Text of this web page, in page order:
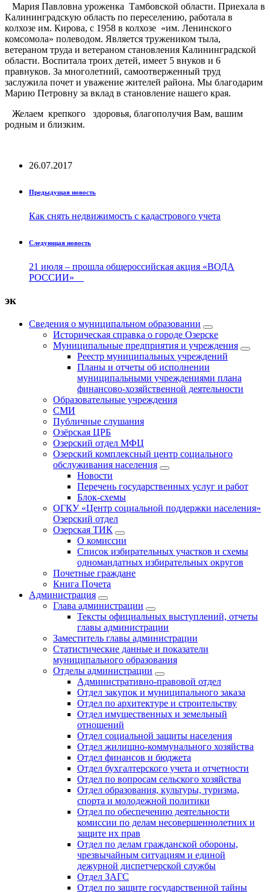
Мария Павловна уроженка Тамбовской области. Приехала в
Калининградскую область по переселению, работала в
колхозе им. Кирова, с 1958 в колхозе «им. Ленинского
комсомола» полеводом. Является тружеником тыла,
ветераном труда и ветераном становления Калининградской
области. Воспитала троих детей, имеет 5 внуков и 6
правнуков. За многолетний, самоотверженный труд
заслужила почет и уважение жителей района. Мы благодарим
Марию Петровну за вклад в становление нашего края.
Желаем крепкого здоровья, благополучия Вам, вашим
родным и близким.
26.07.2017
Предыдущая новость
Как снять недвижимость с кадастрового учета
Следующая новость
21 июля – прошла общероссийская акция «ВОДА
РОССИИ»
эк
Сведения о муниципальном образовании
Историческая справка о городе Озерске
Муниципальные предприятия и учреждения
Реестр муниципальных учреждений
Планы и отчеты об исполнении
муниципальными учреждениями плана
финансово-хозяйственной деятельности
Образовательные учреждения
СМИ
Публичные слушания
Озёрская ЦРБ
Озерский отдел МФЦ
Озерский комплексный центр социального
обслуживания населения
Новости
Перечень государственных услуг и работ
Блок-схемы
ОГКУ «Центр социальной поддержки населения»
Озерский отдел
Озерская ТИК
О комиссии
Список избирательных участков и схемы
одномандатных избирательных округов
Почетные граждане
Книга Почета
Администрация
Глава администрации
Тексты официальных выступлений, отчеты
главы администрации
Заместитель главы администрации
Статистические данные и показатели
муниципального образования
Отделы администрации
Административно-правовой отдел
Отдел закупок и муниципального заказа
Отдел по архитектуре и строительству
Отдел имущественных и земельный
отношений
Отдел социальной защиты населения
Отдел жилищно-коммунального хозяйства
Отдел финансов и бюджета
Отдел бухгалтерского учета и отчетности
Отдел по вопросам сельского хозяйства
Отдел образования, культуры, туризма,
спорта и молодежной политики
Отдел по обеспечению деятельности
комиссии по делам несовершеннолетних и
защите их прав
Отдел по делам гражданской обороны,
чрезвычайным ситуациям и единой
дежурной диспетчерской службы
Отдел ЗАГС
Отдел по защите государственной тайны